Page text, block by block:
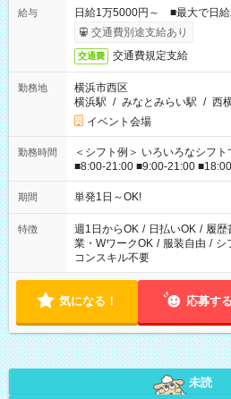
給与
日給1万5000円～ ■最大で日給
交通費別途支給あり
交通費 交通費規定支給
勤務地
横浜市西区
横浜駅 / みなとみらい駅 / 西
イベント会場
勤務時間
＜シフト例＞ いろいろなシフ
■8:00-21:00 ■9:00-21:00
期間 単発1日～OK!
特徴 週1日からOK / 日払いOK / 履歴
業・WワークOK / 服装自由 / シ
コンスキル不要
気になる！ 応募する
未読